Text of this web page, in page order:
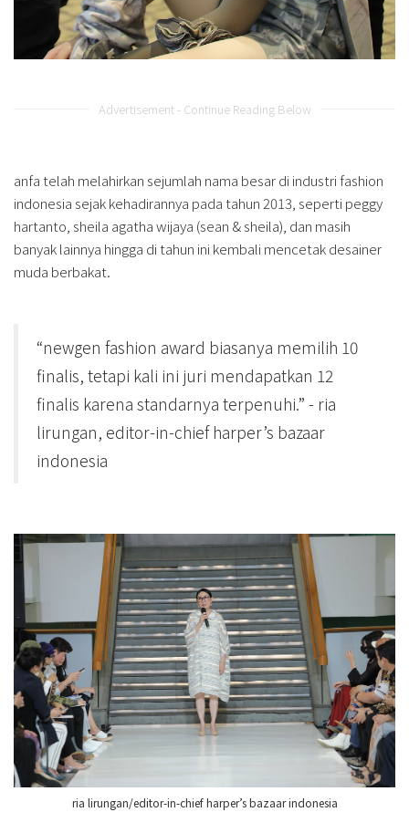
Advertisement - Continue Reading Below
anfa telah melahirkan sejumlah nama besar di industri fashion
indonesia sejak kehadirannya pada tahun 2013, seperti peggy
hartanto, sheila agatha wijaya (sean & sheila), dan masih
banyak lainnya hingga di tahun ini kembali mencetak desainer
muda berbakat.
“newgen fashion award biasanya memilih 10
finalis, tetapi kali ini juri mendapatkan 12
finalis karena standarnya terpenuhi.” - ria
lirungan, editor-in-chief harper’s bazaar
indonesia
ria lirungan/editor-in-chief harper’s bazaar indonesia